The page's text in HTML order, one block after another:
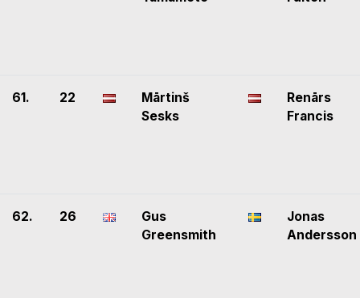
61. 22
Mārtinš
Sesks
Renārs
Francis
62. 26
Gus
Greensmith
Jonas
Andersson